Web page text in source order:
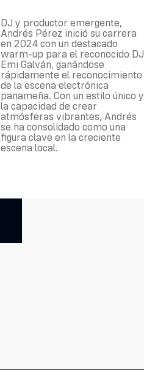
DJ y productor emergente,
Andrés Pérez inició su carrera
en 2024 con un destacado
warm-up para el reconocido DJ
Emi Galván, ganándose
rápidamente el reconocimiento
de la escena electrónica
panameña. Con un estilo único y
la capacidad de crear
atmósferas vibrantes, Andrés
se ha consolidado como una
figura clave en la creciente
escena local.